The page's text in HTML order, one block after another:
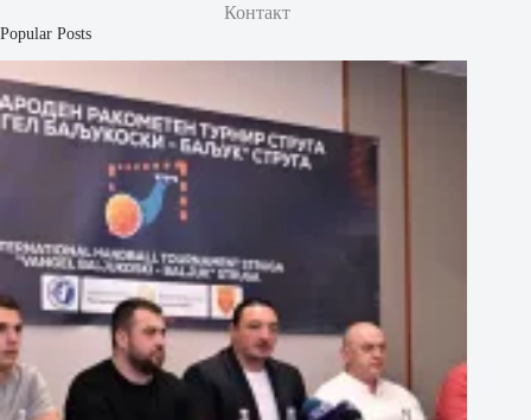
Контакт
Popular Posts